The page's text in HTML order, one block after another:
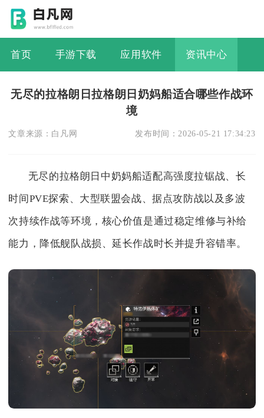
首页 手游下载 应用软件 资讯中心
无尽的拉格朗日拉格朗日奶妈船适合哪些作战环
境
文章来源： 白凡网 发布时间： 2026-05-21 17:34:23
无尽的拉格朗日中奶妈船适配高强度拉锯战、长
时间PVE探索、大型联盟会战、据点攻防战以及多波
次持续作战等环境，核心价值是通过稳定维修与补给
能力，降低舰队战损、延长作战时长并提升容错率。